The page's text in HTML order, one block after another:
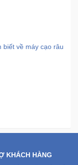
biết về máy cạo râu
KHÁCH HÀNG